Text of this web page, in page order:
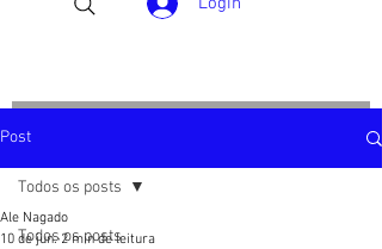
Post
Todos os posts
Todos os posts
Ale Nagado
10 de jun. 2 min de leitura